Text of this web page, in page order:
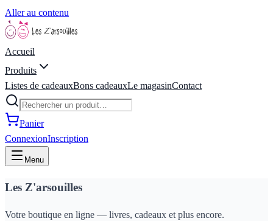
Aller au contenu
Accueil
Produits
Listes de cadeauxBons cadeauxLe magasinContact
Panier
ConnexionInscription
Menu
Les Z'arsouilles
Votre boutique en ligne — livres, cadeaux et plus encore.